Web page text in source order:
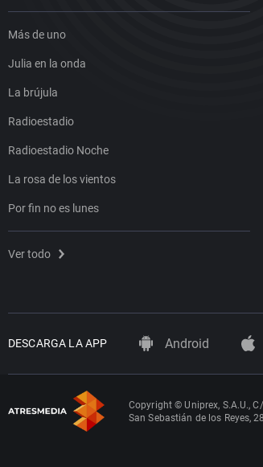
Más de uno
Julia en la onda
La brújula
Radioestadio
Radioestadio Noche
La rosa de los vientos
Por fin no es lunes
Ver todo
DESCARGA LA APP Android
Copyright © Uniprex, S.A.U.,
San Sebastián de los Reyes,